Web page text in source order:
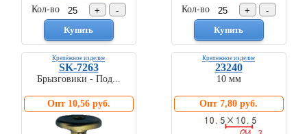
Кол-во Кол-во
Крепёжное изделие
SK-7263
Брызговики - Под...
Опт 10,56 руб.
Крепежное изделие
23240
10 мм
Опт 7,80 руб.